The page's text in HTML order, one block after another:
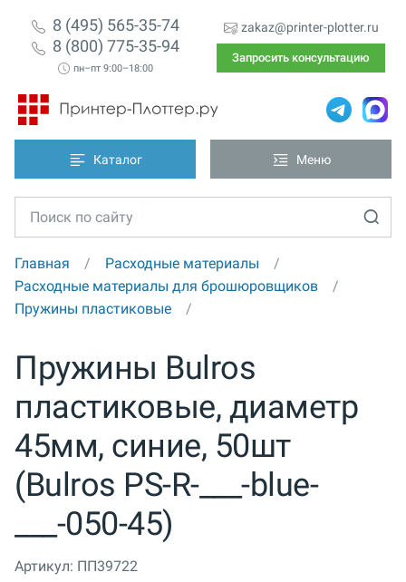
8 (495) 565-35-74
8 (800) 775-35-94
пн–пт 9:00–18:00
zakaz@printer-plotter.ru
Запросить консультацию
Каталог Меню
Главная
Расходные материалы
Расходные материалы для брошюровщиков
Пружины пластиковые
Пружины Bulros
пластиковые, диаметр
45мм, синие, 50шт
(Bulros PS-R-___-blue-
___-050-45)
Артикул: ПП39722